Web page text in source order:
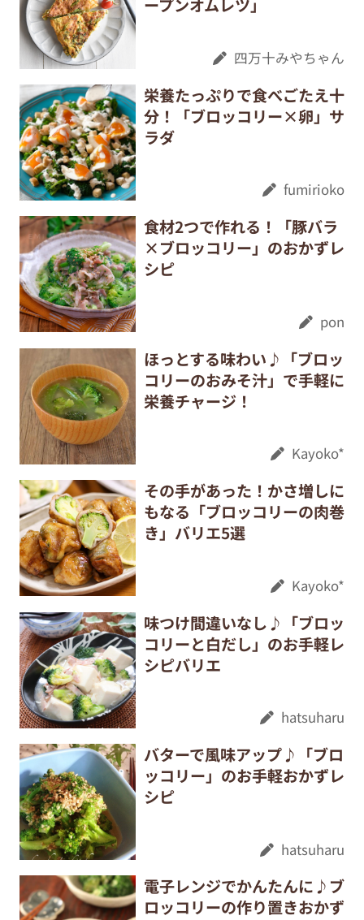
ープンオムレツ」
四万十みやちゃん
栄養たっぷりで食べごたえ十
分！「ブロッコリー×卵」サ
ラダ
fumirioko
食材2つで作れる！「豚バラ
×ブロッコリー」のおかずレ
シピ
pon
ほっとする味わい♪「ブロッ
コリーのおみそ汁」で手軽に
栄養チャージ！
Kayoko*
その手があった！かさ増しに
もなる「ブロッコリーの肉巻
き」バリエ5選
Kayoko*
味つけ間違いなし♪「ブロッ
コリーと白だし」のお手軽レ
シピバリエ
hatsuharu
バターで風味アップ♪「ブロ
ッコリー」のお手軽おかずレ
シピ
hatsuharu
電子レンジでかんたんに♪ブ
ロッコリーの作り置きおかず